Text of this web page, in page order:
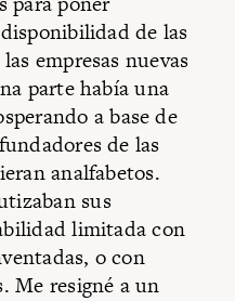
de las
empresas nuevas
parte había una
a base de
de las
analfabetos.
sus
limitada con
o con
Me resigné a un